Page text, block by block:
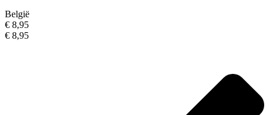
België
€ 8,95
€ 8,95